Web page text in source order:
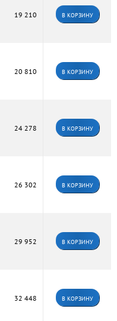
19 210 В КОРЗИНУ
20 810 В КОРЗИНУ
24 278 В КОРЗИНУ
26 302 В КОРЗИНУ
29 952 В КОРЗИНУ
32 448 В КОРЗИНУ